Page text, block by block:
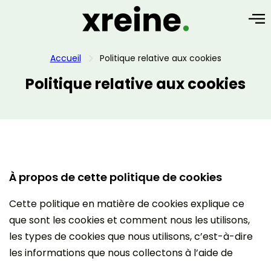
Accueil Politique relative aux cookies
Politique relative aux cookies
À propos de cette politique de cookies
Cette politique en matière de cookies explique ce
que sont les cookies et comment nous les utilisons,
les types de cookies que nous utilisons, c’est-à-dire
les informations que nous collectons à l’aide de